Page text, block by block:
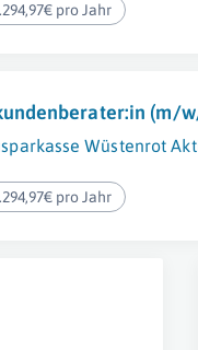
pro Jahr
(m/
Wüstenrot
pro Jahr